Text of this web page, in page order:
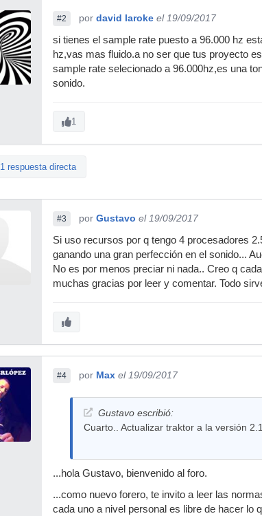
#2 por david laroke el 19/09/2017
si tienes el sample rate puesto a 96.000 hz
hz,vas mas fluido.a no ser que tus proyecto
sample rate selecionado a 96.000hz,es una
sonido.
1
1 respuesta directa
#3 por Gustavo el 19/09/2017
Si uso recursos por q tengo 4 procesadores
ganando una gran perfección en el sonido...
No es por menos preciar ni nada.. Creo q
muchas gracias por leer y comentar. Todo
#4 por Max el 19/09/2017
Gustavo escribió:
Cuarto.. Actualizar traktor a la versión
...hola Gustavo, bienvenido al foro.
...como nuevo forero, te invito a leer las
cada uno a nivel personal es libre de hacer lo